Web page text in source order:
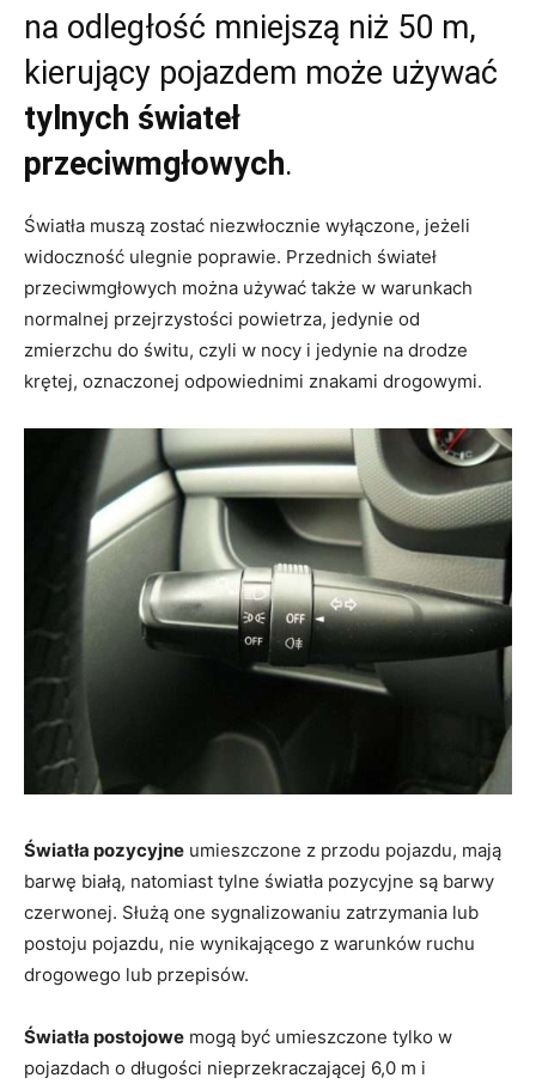
na odległość mniejszą niż 50 m,
kierujący pojazdem może używać
tylnych świateł
przeciwmgłowych.
Światła muszą zostać niezwłocznie wyłączone, jeżeli
widoczność ulegnie poprawie. Przednich świateł
przeciwmgłowych można używać także w warunkach
normalnej przejrzystości powietrza, jedynie od
zmierzchu do świtu, czyli w nocy i jedynie na drodze
krętej, oznaczonej odpowiednimi znakami drogowymi.
Światła pozycyjne umieszczone z przodu pojazdu, mają
barwę białą, natomiast tylne światła pozycyjne są barwy
czerwonej. Służą one sygnalizowaniu zatrzymania lub
postoju pojazdu, nie wynikającego z warunków ruchu
drogowego lub przepisów.
Światła postojowe mogą być umieszczone tylko w
pojazdach o długości nieprzekraczającej 6,0 m i